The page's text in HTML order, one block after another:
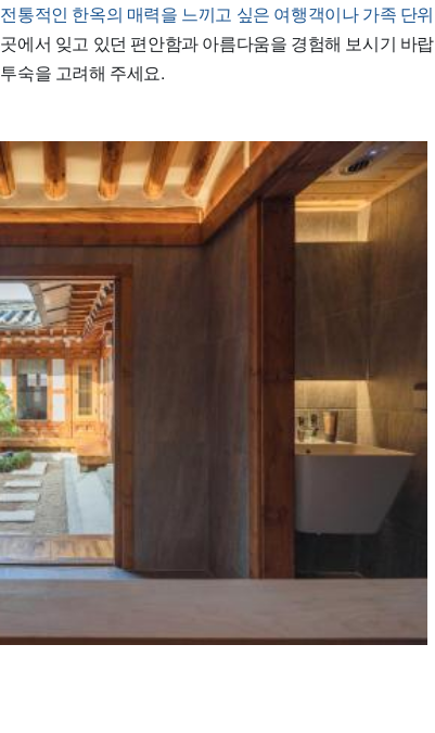
통적인 한옥의 매력을 느끼고 싶은 여행객이나 가족 단위
에서 잊고 있던 편안함과 아름다움을 경험해 보시기 바랍
숙을 고려해 주세요.